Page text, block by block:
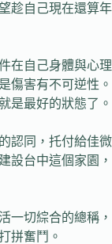
趁自己現在還算年
在自己身體與心理
傷害有不可逆性。
是最好的狀態了。
認同，托付給佳微
設台中這個家園，
一切綜合的總稱，
拼奮鬥。